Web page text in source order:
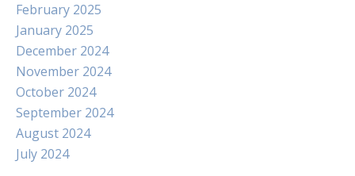
February 2025
January 2025
December 2024
November 2024
October 2024
September 2024
August 2024
July 2024